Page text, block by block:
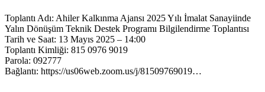
Toplantı Adı: Ahiler Kalkınma Ajansı 2025 Yılı İmalat Sanayiinde
Yalın Dönüşüm Teknik Destek Programı Bilgilendirme Toplantısı
Tarih ve Saat: 13 Mayıs 2025 – 14:00
Toplantı Kimliği: 815 0976 9019
Parola: 092777
Bağlantı: https://us06web.zoom.us/j/81509769019…